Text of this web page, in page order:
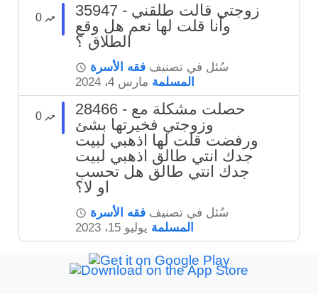
0
35947 - زوجتي قالت طلقني
وأنا قلت لها نعم هل وقع
الطلاق ؟
سُئل في تصنيف فقه الأسرة
المسلمة مارس 4، 2024
0
28466 - حصلت مشكلة مع
وزوجتي فخيرتها بشئ
ورفضت قلت لها اذهبي لبيت
جدك انتي طالق اذهبي لبيت
جدك انتي طالق هل تحسب
او لا؟
سُئل في تصنيف فقه الأسرة
المسلمة يوليو 15، 2023